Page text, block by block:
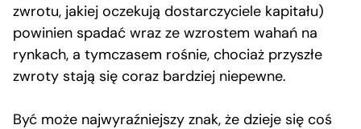
zwrotu, jakiej oczekują dostarczyciele kapitału)
powinien spadać wraz ze wzrostem wahań na
rynkach, a tymczasem rośnie, chociaż przyszłe
zwroty stają się coraz bardziej niepewne.
Być może najwyraźniejszy znak, że dzieje się coś